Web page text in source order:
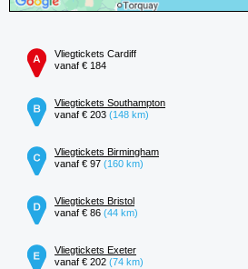
Vliegtickets Cardiff
vanaf € 184
Vliegtickets Southampton
vanaf € 203 (148 km)
Vliegtickets Birmingham
vanaf € 97 (160 km)
Vliegtickets Bristol
vanaf € 86 (44 km)
Vliegtickets Exeter
vanaf € 202 (74 km)